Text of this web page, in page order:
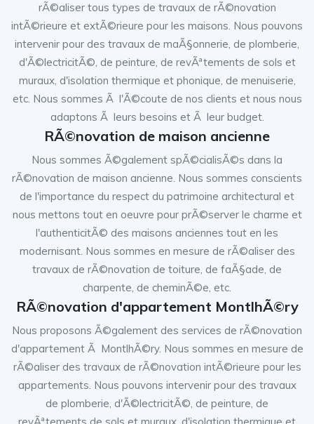
rÃ©aliser tous types de travaux de rÃ©novation
intÃ©rieure et extÃ©rieure pour les maisons. Nous pouvons
intervenir pour des travaux de maÃ§onnerie, de plomberie,
d'Ã©lectricitÃ©, de peinture, de revÃªtements de sols et
muraux, d'isolation thermique et phonique, de menuiserie,
etc. Nous sommes Ã l'Ã©coute de nos clients et nous nous
adaptons Ã leurs besoins et Ã leur budget.
RÃ©novation de maison ancienne
Nous sommes Ã©galement spÃ©cialisÃ©s dans la
rÃ©novation de maison ancienne. Nous sommes conscients
de l'importance du respect du patrimoine architectural et
nous mettons tout en oeuvre pour prÃ©server le charme et
l'authenticitÃ© des maisons anciennes tout en les
modernisant. Nous sommes en mesure de rÃ©aliser des
travaux de rÃ©novation de toiture, de faÃ§ade, de
charpente, de cheminÃ©e, etc.
RÃ©novation d'appartement MontlhÃ©ry
Nous proposons Ã©galement des services de rÃ©novation
d'appartement Ã MontlhÃ©ry. Nous sommes en mesure de
rÃ©aliser des travaux de rÃ©novation intÃ©rieure pour les
appartements. Nous pouvons intervenir pour des travaux
de plomberie, d'Ã©lectricitÃ©, de peinture, de